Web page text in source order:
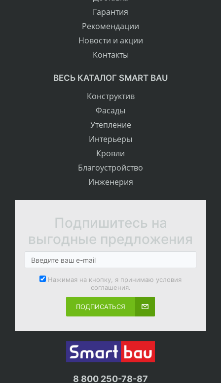
Гарантия
Рекомендации
Новости и акции
Контакты
ВЕСЬ КАТАЛОГ SMART BAU
Конструктив
Фасады
Утепление
Интерьеры
Кровли
Благоустройство
Инженерия
Подпишитесь на
выгодные предложения
Нажимая на кнопку, я принимаю условия
соглашения.
ПОДПИСАТЬСЯ
8 800 250-78-87